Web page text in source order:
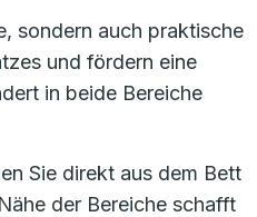
sondern auch praktische
und fördern eine
in beide Bereiche
Sie direkt aus dem Bett
der Bereiche schafft